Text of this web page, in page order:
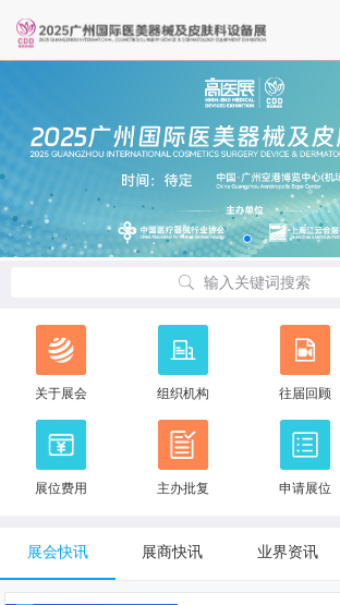
输入关键词搜索
关于展会 组织机构 往届回顾
展位费用 主办批复 申请展位
展会快讯 展商快讯 业界资讯